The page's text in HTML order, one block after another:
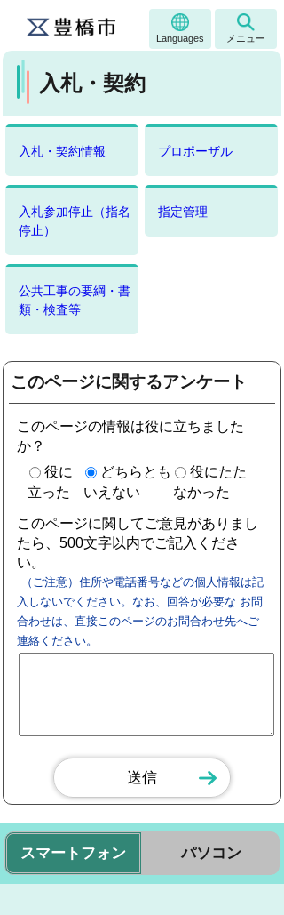
Languages メニュー
入札・契約
入札・契約情報 プロポーザル
入札参加停止（指名
停止）
指定管理
公共工事の要綱・書
類・検査等
このページに関するアンケート
このページの情報は役に立ちました
か？
役に
立った
どちらとも
いえない
役にたた
なかった
このページに関してご意見がありまし
たら、500文字以内でご記入くださ
い。
（ご注意）住所や電話番号などの個人情報は記
入しないでください。なお、回答が必要な お問
合わせは、直接このページのお問合わせ先へご
連絡ください。
スマートフォン パソコン